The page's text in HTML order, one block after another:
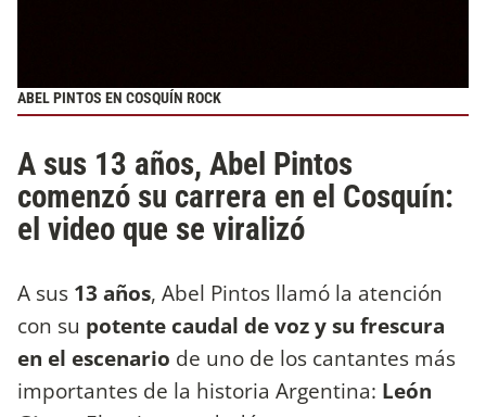
ABEL PINTOS EN COSQUÍN ROCK
A sus 13 años, Abel Pintos
comenzó su carrera en el Cosquín:
el video que se viralizó
A sus 13 años, Abel Pintos llamó la atención
con su potente caudal de voz y su frescura
en el escenario de uno de los cantantes más
importantes de la historia Argentina: León